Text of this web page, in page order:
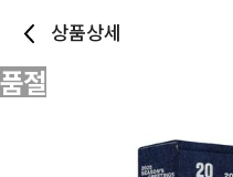
상품상세
품절